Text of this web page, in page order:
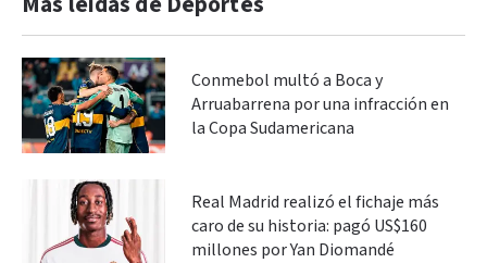
Conmebol multó a Boca y
Arruabarrena por una infracción en
la Copa Sudamericana
Real Madrid realizó el fichaje más
caro de su historia: pagó US$160
millones por Yan Diomandé